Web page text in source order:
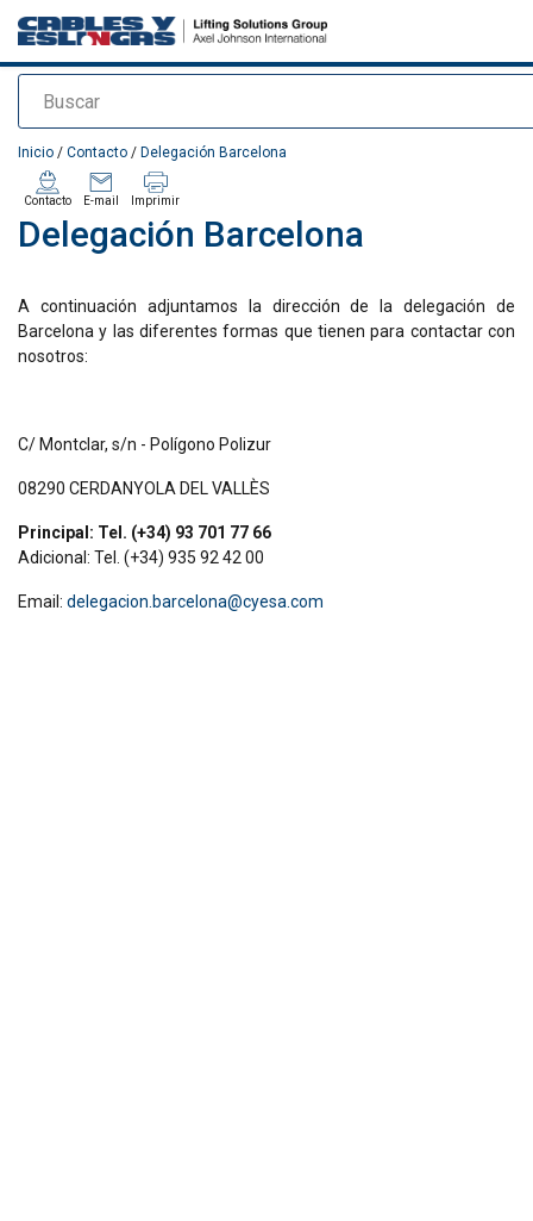
Buscar
Agregado a su presupuesto
Inicio / Contacto / Delegación Barcelona
Delegación Barcelona
Contacto E-mail Imprimir
A continuación adjuntamos la dirección de la delegación de
Barcelona y las diferentes formas que tienen para contactar con
nosotros:
C/ Montclar, s/n - Polígono Polizur
08290 CERDANYOLA DEL VALLÈS
Principal: Tel. (+34) 93 701 77 66
Adicional: Tel. (+34) 935 92 42 00
Email: delegacion.barcelona@cyesa.com